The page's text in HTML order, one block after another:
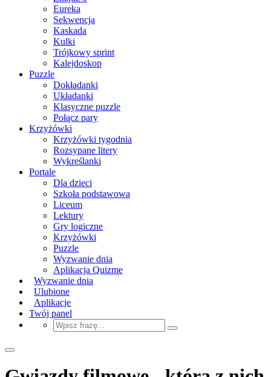
Eureka
Sekwencja
Kaskada
Kulki
Trójkowy sprint
Kalejdoskop
Puzzle
Dokładanki
Układanki
Klasyczne puzzle
Połącz pary
Krzyżówki
Krzyżówki tygodnia
Rozsypane litery
Wykreślanki
Portale
Dla dzieci
Szkoła podstawowa
Liceum
Lektury
Gry logiczne
Krzyżówki
Puzzle
Wyzwanie dnia
Aplikacja Quizme
Wyzwanie dnia
Ulubione
Aplikacje
Twój panel